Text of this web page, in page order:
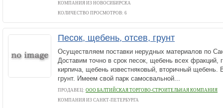
КОМПАНИЯ ИЗ НОВОСИБИРСКА
КОЛИЧЕСТВО ПРОСМОТРОВ: 6
Песок, щебень, отсев, грунт
Осуществляем поставки нерудных материалов по
Доставим точно в срок песок, щебень всех фракций,
кирпича, щебень известняковый, вторичный щебень.
грунт. Имеем свой парк самосвальной...
ПРОДАВЕЦ: ООО БАЛТИЙСКАЯ ТОРГОВО-СТРОИТЕЛЬНАЯ КОМПАНИЯ
КОМПАНИЯ ИЗ САНКТ-ПЕТЕРБУРГА